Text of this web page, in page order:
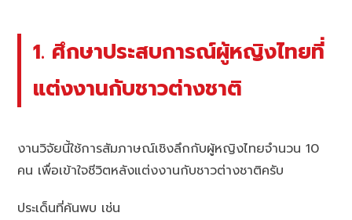
1. ศึกษาประสบการณ์ผู้หญิงไทยที่
แต่งงานกับชาวต่างชาติ
งานวิจัยนี้ใช้การสัมภาษณ์เชิงลึกกับผู้หญิงไทยจำนวน 10
คน เพื่อเข้าใจชีวิตหลังแต่งงานกับชาวต่างชาติครับ
ประเด็นที่ค้นพบ เช่น